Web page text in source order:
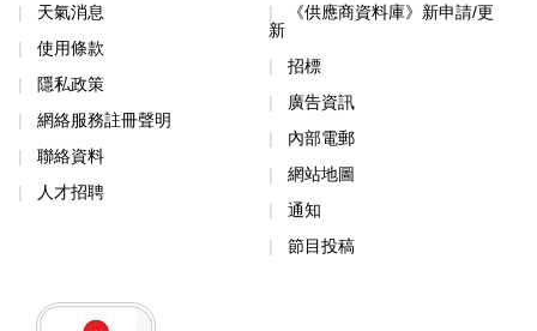
天氣消息
使用條款
隱私政策
網絡服務註冊聲明
聯絡資料
人才招聘
《供應商資料庫》新申請/更
新
招標
廣告資訊
內部電郵
網站地圖
通知
節目投稿